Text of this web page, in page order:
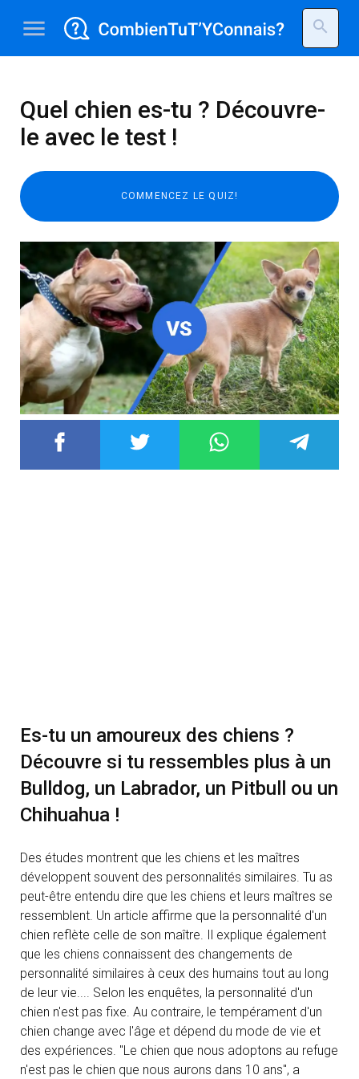
menu search
Quel chien es-tu ? Découvre-
le avec le test !
Es-tu un amoureux des chiens ?
Découvre si tu ressembles plus à un
Bulldog, un Labrador, un Pitbull ou un
Chihuahua !
Des études montrent que les chiens et les maîtres
développent souvent des personnalités similaires. Tu as
peut-être entendu dire que les chiens et leurs maîtres se
ressemblent. Un article affirme que la personnalité d'un
chien reflète celle de son maître. Il explique également
que les chiens connaissent des changements de
personnalité similaires à ceux des humains tout au long
de leur vie.... Selon les enquêtes, la personnalité d'un
chien n'est pas fixe. Au contraire, le tempérament d'un
chien change avec l'âge et dépend du mode de vie et
des expériences. "Le chien que nous adoptons au refuge
n'est pas le chien que nous aurons dans 10 ans", a